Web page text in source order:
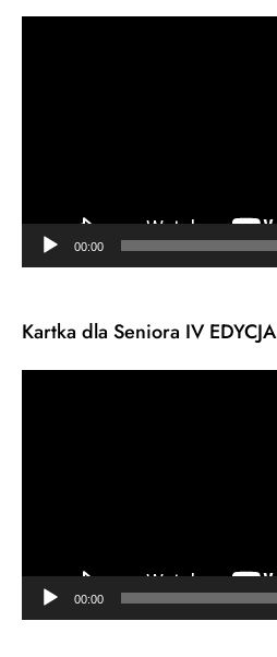
00:00
Kartka dla Seniora IV EDYCJA
00:00